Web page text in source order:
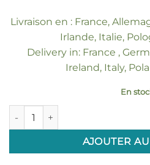
Livraison en : France,
Irlande, Italie,
Delivery in: France ,
Ireland, Italy,
En
quantité de Etiquettes à
AJOUTER